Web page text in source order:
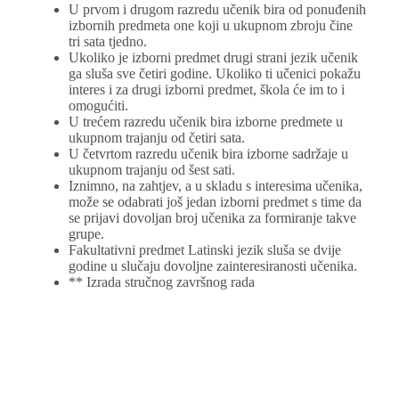
U prvom i drugom razredu učenik bira od ponuđenih
izbornih predmeta one koji u ukupnom zbroju čine
tri sata tjedno.
Ukoliko je izborni predmet drugi strani jezik učenik
ga sluša sve četiri godine. Ukoliko ti učenici pokažu
interes i za drugi izborni predmet, škola će im to i
omogućiti.
U trećem razredu učenik bira izborne predmete u
ukupnom trajanju od četiri sata.
U četvrtom razredu učenik bira izborne sadržaje u
ukupnom trajanju od šest sati.
Iznimno, na zahtjev, a u skladu s interesima učenika,
može se odabrati još jedan izborni predmet s time da
se prijavi dovoljan broj učenika za formiranje takve
grupe.
Fakultativni predmet Latinski jezik sluša se dvije
godine u slučaju dovoljne zainteresiranosti učenika.
** Izrada stručnog završnog rada